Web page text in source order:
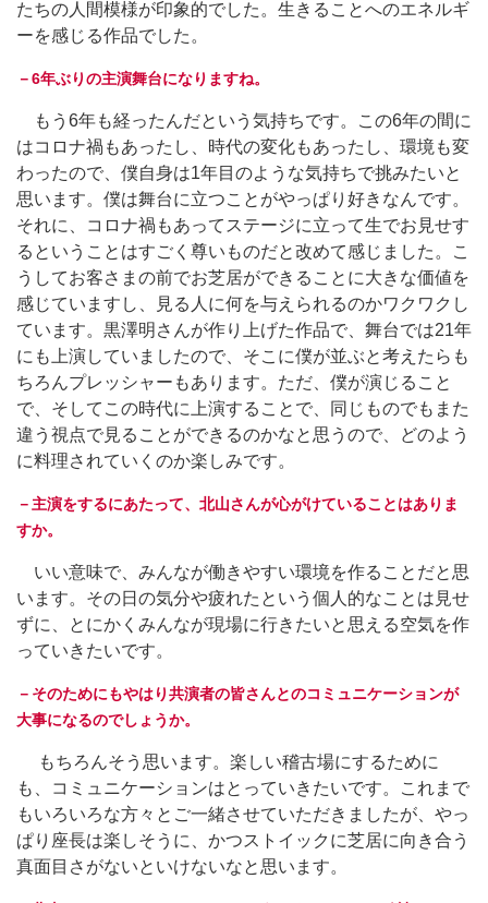
たちの人間模様が印象的でした。生きることへのエネルギ
ーを感じる作品でした。
－6年ぶりの主演舞台になりますね。
もう6年も経ったんだという気持ちです。この6年の間に
はコロナ禍もあったし、時代の変化もあったし、環境も変
わったので、僕自身は1年目のような気持ちで挑みたいと
思います。僕は舞台に立つことがやっぱり好きなんです。
それに、コロナ禍もあってステージに立って生でお見せす
るということはすごく尊いものだと改めて感じました。こ
うしてお客さまの前でお芝居ができることに大きな価値を
感じていますし、見る人に何を与えられるのかワクワクし
ています。黒澤明さんが作り上げた作品で、舞台では21年
にも上演していましたので、そこに僕が並ぶと考えたらも
ちろんプレッシャーもあります。ただ、僕が演じること
で、そしてこの時代に上演することで、同じものでもまた
違う視点で見ることができるのかなと思うので、どのよう
に料理されていくのか楽しみです。
－主演をするにあたって、北山さんが心がけていることはありま
すか。
いい意味で、みんなが働きやすい環境を作ることだと思
います。その日の気分や疲れたという個人的なことは見せ
ずに、とにかくみんなが現場に行きたいと思える空気を作
っていきたいです。
－そのためにもやはり共演者の皆さんとのコミュニケーションが
大事になるのでしょうか。
もちろんそう思います。楽しい稽古場にするために
も、コミュニケーションはとっていきたいです。これまで
もいろいろな方々とご一緒させていただきましたが、やっ
ぱり座長は楽しそうに、かつストイックに芝居に向き合う
真面目さがないといけないなと思います。